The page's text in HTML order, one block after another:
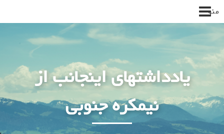
پرش
به
محتوا
منو
یادداشتهای اینجانب از
نیمکره جنوبی